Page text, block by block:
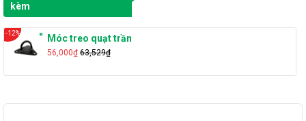
kèm
-12% Móc treo quạt trần
56,000₫ 63,529₫